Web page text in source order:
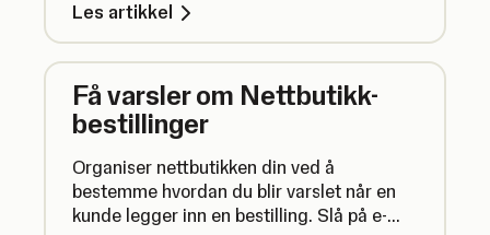
være mulig å foreta bestillinger. Du kan
også slette nettbutikken din permanent.
Les artikkel
Få varsler om Nettbutikk-
bestillinger
Organiser nettbutikken din ved å
bestemme hvordan du blir varslet når en
kunde legger inn en bestilling. Slå på e-